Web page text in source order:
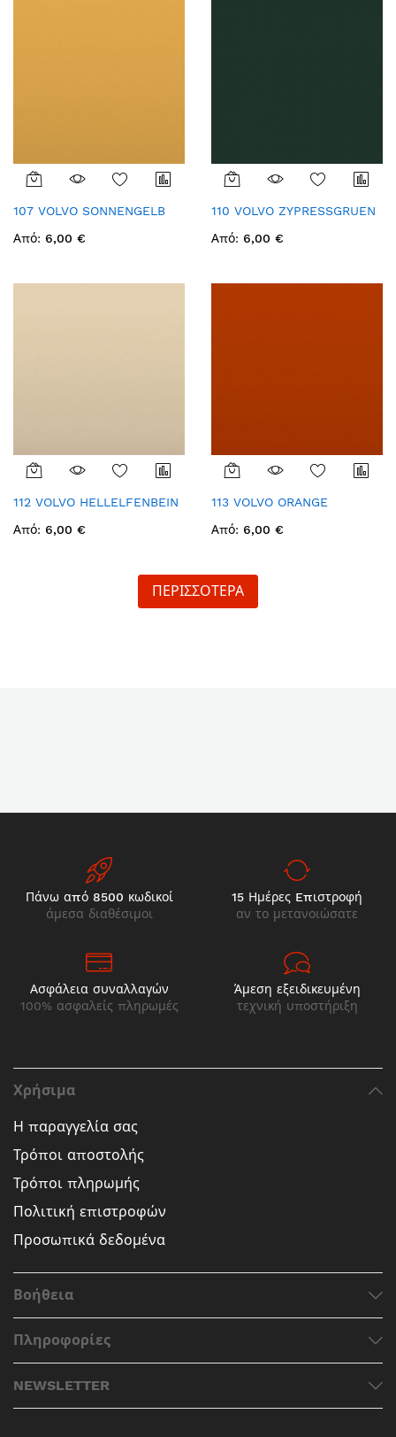
107 VOLVO SONNENGELB
Από
6,00 €
110 VOLVO ZYPRESSGRUEN
Από
6,00 €
112 VOLVO HELLELFENBEIN
Από
6,00 €
113 VOLVO ORANGE
Από
6,00 €
ΠΕΡΙΣΣΟΤΕΡΑ
Πάνω από 8500 κωδικοί
άμεσα διαθέσιμοι
15 Ημέρες Eπιστροφή
αν το μετανοιώσατε
Ασφάλεια συναλλαγών
100% ασφαλείς πληρωμές
Άμεση εξειδικευμένη
τεχνική υποστήριξη
Χρήσιμα
Η παραγγελία σας
Τρόποι αποστολής
Τρόποι πληρωμής
Πολιτική επιστροφών
Προσωπικά δεδομένα
Βοήθεια
Πληροφορίες
NEWSLETTER